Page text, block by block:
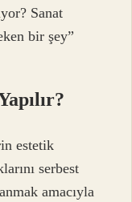
Sanat
bir şey”
estetik
serbest
amacıyla